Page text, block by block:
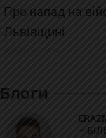
Про напад на
Львівщині
Блоги
–